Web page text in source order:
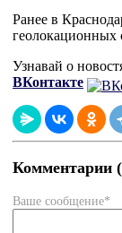
Ранее в
геолокационных
Узнавай о
ВКонтакте
Комментарии
Ваше сообщение*